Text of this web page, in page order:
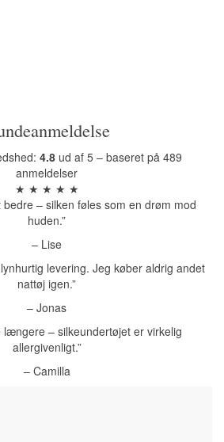
4.8ud af 5 – baseret på 489
anmeldelser
★ ★ ★ ★ ★
bedre – silken føles som en drøm mod
huden.”
– Lise
levering. Jeg køber aldrig andet
nattøj igen.”
– Jonas
længere – silkeundertøjet er virkelig
allergivenligt.”
– Camilla